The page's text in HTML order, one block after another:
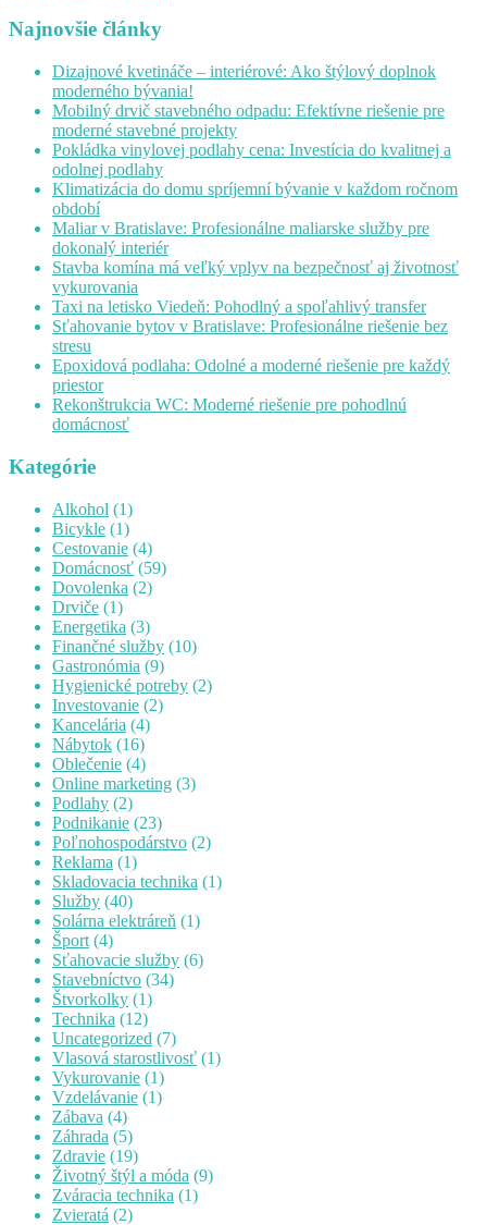
Najnovšie články
Dizajnové kvetináče – interiérové: Ako štýlový doplnok
moderného bývania!
Mobilný drvič stavebného odpadu: Efektívne riešenie pre
moderné stavebné projekty
Pokládka vinylovej podlahy cena: Investícia do kvalitnej a
odolnej podlahy
Klimatizácia do domu spríjemní bývanie v každom ročnom
období
Maliar v Bratislave: Profesionálne maliarske služby pre
dokonalý interiér
Stavba komína má veľký vplyv na bezpečnosť aj životnosť
vykurovania
Taxi na letisko Viedeň: Pohodlný a spoľahlivý transfer
Sťahovanie bytov v Bratislave: Profesionálne riešenie bez
stresu
Epoxidová podlaha: Odolné a moderné riešenie pre každý
priestor
Rekonštrukcia WC: Moderné riešenie pre pohodlnú
domácnosť
Kategórie
Alkohol (1)
Bicykle (1)
Cestovanie (4)
Domácnosť (59)
Dovolenka (2)
Drviče (1)
Energetika (3)
Finančné služby (10)
Gastronómia (9)
Hygienické potreby (2)
Investovanie (2)
Kancelária (4)
Nábytok (16)
Oblečenie (4)
Online marketing (3)
Podlahy (2)
Podnikanie (23)
Poľnohospodárstvo (2)
Reklama (1)
Skladovacia technika (1)
Služby (40)
Solárna elektráreň (1)
Šport (4)
Sťahovacie služby (6)
Stavebníctvo (34)
Štvorkolky (1)
Technika (12)
Uncategorized (7)
Vlasová starostlivosť (1)
Vykurovanie (1)
Vzdelávanie (1)
Zábava (4)
Záhrada (5)
Zdravie (19)
Životný štýl a móda (9)
Zváracia technika (1)
Zvieratá (2)